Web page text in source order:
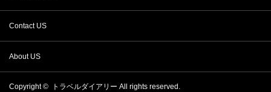
Contact US
About US
Copyright © トラベルダイアリー All rights reserved.